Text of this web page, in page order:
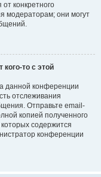
конкретного
модераторам; они могут
то с этой
данной конференции
отслеживания
Отправьте email-
копией полученного
содержится
конференции